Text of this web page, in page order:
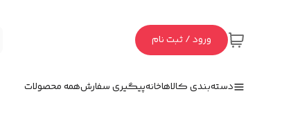
ورود / ثبت نام
دسته‌بندی کالاهاخانهپیگیری سفارشهمه محصولات